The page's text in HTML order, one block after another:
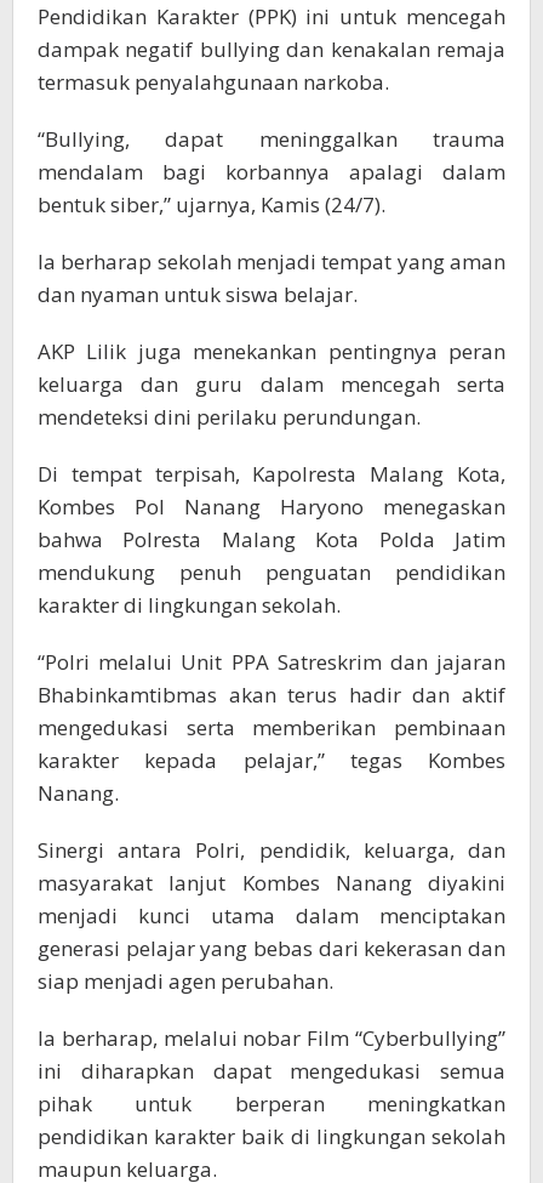
Pendidikan Karakter (PPK) ini untuk mencegah
dampak negatif bullying dan kenakalan remaja
termasuk penyalahgunaan narkoba.
“Bullying, dapat meninggalkan trauma
mendalam bagi korbannya apalagi dalam
bentuk siber,” ujarnya, Kamis (24/7).
Ia berharap sekolah menjadi tempat yang aman
dan nyaman untuk siswa belajar.
AKP Lilik juga menekankan pentingnya peran
keluarga dan guru dalam mencegah serta
mendeteksi dini perilaku perundungan.
Di tempat terpisah, Kapolresta Malang Kota,
Kombes Pol Nanang Haryono menegaskan
bahwa Polresta Malang Kota Polda Jatim
mendukung penuh penguatan pendidikan
karakter di lingkungan sekolah.
“Polri melalui Unit PPA Satreskrim dan jajaran
Bhabinkamtibmas akan terus hadir dan aktif
mengedukasi serta memberikan pembinaan
karakter kepada pelajar,” tegas Kombes
Nanang.
Sinergi antara Polri, pendidik, keluarga, dan
masyarakat lanjut Kombes Nanang diyakini
menjadi kunci utama dalam menciptakan
generasi pelajar yang bebas dari kekerasan dan
siap menjadi agen perubahan.
Ia berharap, melalui nobar Film “Cyberbullying”
ini diharapkan dapat mengedukasi semua
pihak untuk berperan meningkatkan
pendidikan karakter baik di lingkungan sekolah
maupun keluarga.